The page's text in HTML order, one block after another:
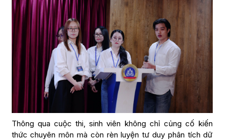
Thông qua cuộc thi, sinh viên không chỉ củng cố kiến
thức chuyên môn mà còn rèn luyện tư duy phân tích dữ